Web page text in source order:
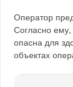
Оператор
Согласно
опасна для
объектах